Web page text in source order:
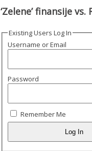
‘Zelene’ finansije
Existing Users Log In
Username or Email
Password
Remember Me